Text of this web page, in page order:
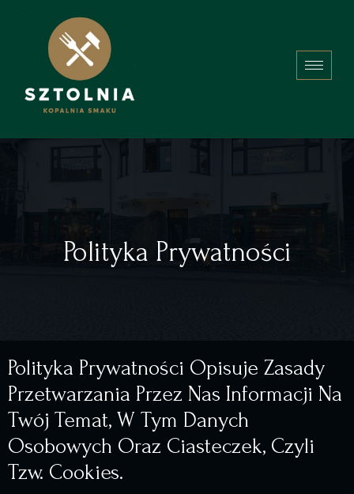
Polityka Prywatności
Polityka Prywatności
Polityka Prywatności Opisuje Zasady
Przetwarzania Przez Nas Informacji Na
Twój Temat, W Tym Danych
Osobowych Oraz Ciasteczek, Czyli
Tzw. Cookies.